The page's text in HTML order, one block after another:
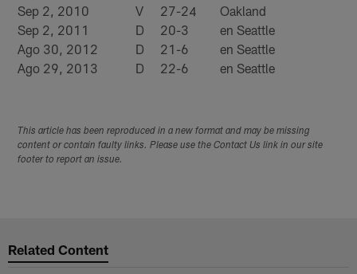
Sep 2, 2010
V 27-24
Oakland
Sep 2, 2011
D 20-3
en Seattle
Ago 30, 2012
D 21-6
en Seattle
Ago 29, 2013
D 22-6 en Seattle
This article has been reproduced in a new format and may be missing
content or contain faulty links. Please use the Contact Us link in our site
footer to report an issue.
Related Content